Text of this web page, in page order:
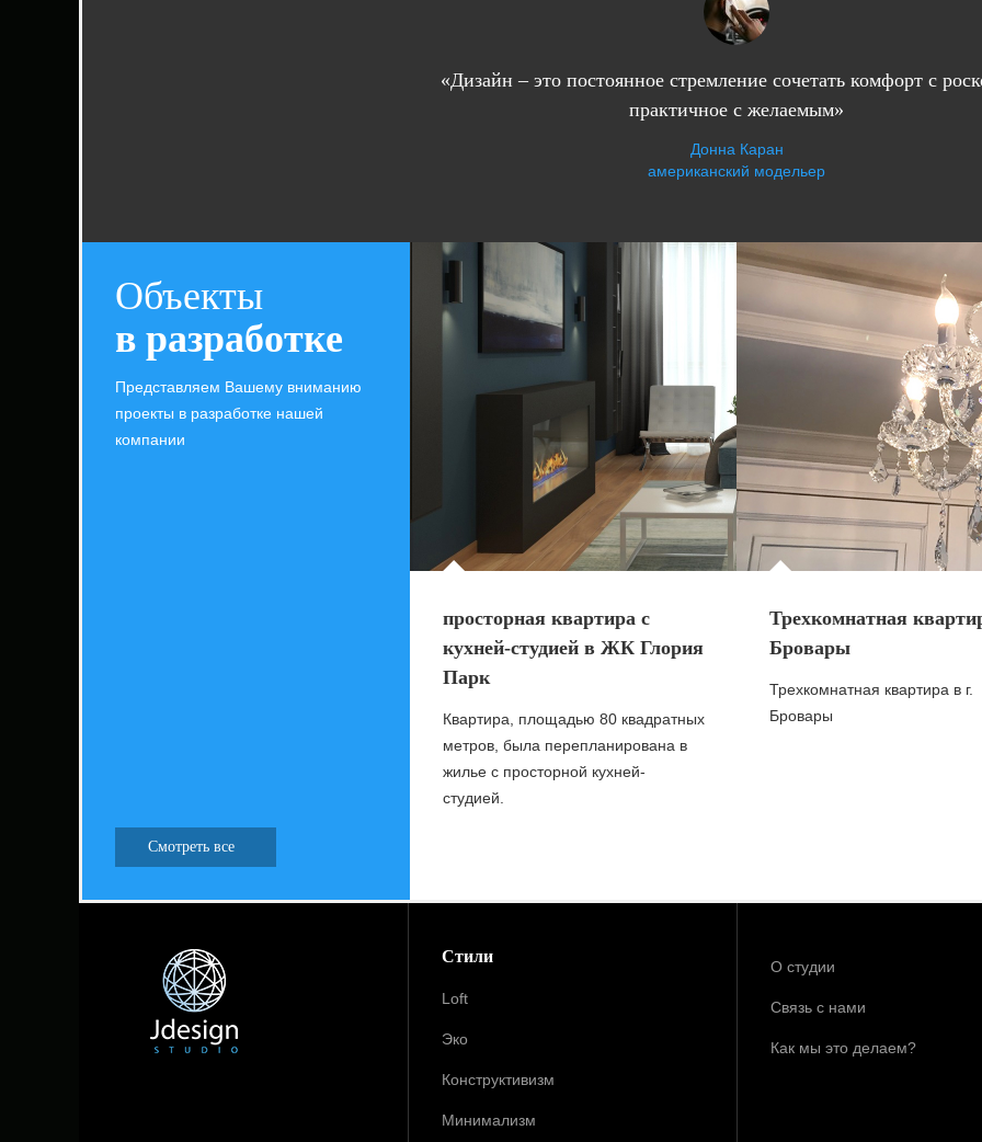
«Дизайн – это постоянное стремление сочетать комфорт с
практичное с желаемым»
Донна Каран
американский модельер
Объекты
в разработке
Представляем Вашему вниманию
проекты в разработке нашей
компании
Смотреть все
просторная квартира с
кухней-студией в ЖК Глория
Парк
Квартира, площадью 80 квадратных
метров, была перепланирована в
жилье с просторной кухней-
студией.
Трехкомнатная
Бровары
Трехкомнатная квартира в г.
Бровары
Стили
Loft
Эко
Конструктивизм
Минимализм
О студии
Связь с нами
Как мы это делаем?